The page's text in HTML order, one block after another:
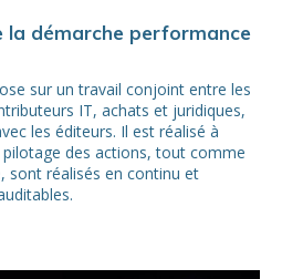
la démarche performance
sur un travail conjoint entre les
IT, achats et juridiques,
les éditeurs. Il est réalisé à
pilotage des actions, tout comme
sont réalisés en continu et